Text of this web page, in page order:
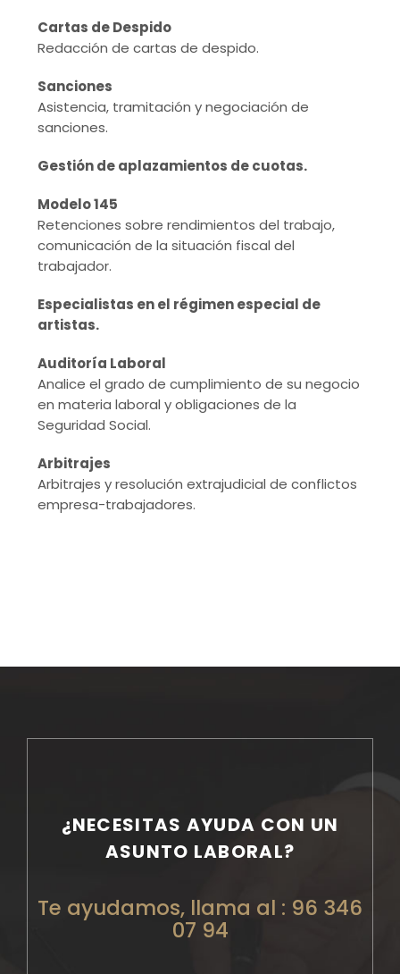
Cartas de Despido
Redacción de cartas de despido.
Sanciones
Asistencia, tramitación y negociación de
sanciones.
Gestión de aplazamientos de cuotas.
Modelo 145
Retenciones sobre rendimientos del trabajo,
comunicación de la situación fiscal del
trabajador.
Especialistas en el régimen especial de
artistas.
Auditoría Laboral
Analice el grado de cumplimiento de su negocio
en materia laboral y obligaciones de la
Seguridad Social.
Arbitrajes
Arbitrajes y resolución extrajudicial de conflictos
empresa-trabajadores.
¿NECESITAS AYUDA CON UN
ASUNTO LABORAL?
Te ayudamos, llama al : 96 346
07 94